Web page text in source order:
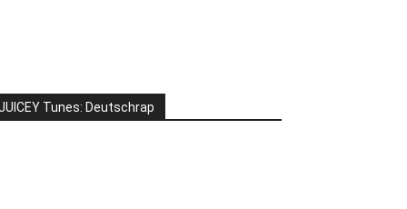
Tunes: Deutschrap